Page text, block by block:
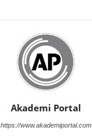
Akademi Portal
https://www.akademiportal.com